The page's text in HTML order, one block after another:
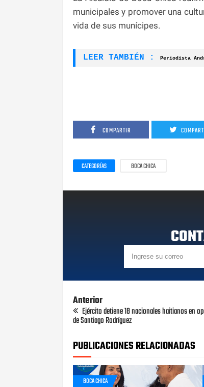
municipales y promover una
vida de sus munícipes.
LEER TAMBIÉN : Periodista
COMPARTIR
CATEGORÍAS BOCA CHICA
Anterior
Ejército detiene 18 nacionales haitianos en
de Santiago Rodríguez
PUBLICACIONES RELACIONADAS
BOCA CHICA